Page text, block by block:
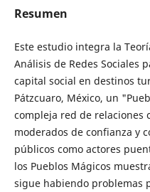
Resumen
Este estudio integra la
Análisis de Redes Sociales
capital social en destinos
Pátzcuaro, México, un
compleja red de relaciones
moderados de confianza y
públicos como actores
los Pueblos Mágicos
sigue habiendo problemas